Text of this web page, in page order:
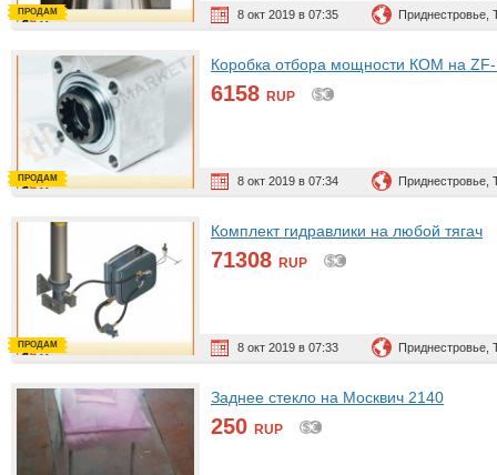
8 окт 2019 в 07:35 Приднестровье,
ПРОДАМ
Коробка отбора мощности КОМ на
6158 RUP
8 окт 2019 в 07:34 Приднестровье,
ПРОДАМ
Комплект гидравлики на любой тягач
71308 RUP
8 окт 2019 в 07:33 Приднестровье,
ПРОДАМ
Заднее стекло на Москвич 2140
250 RUP